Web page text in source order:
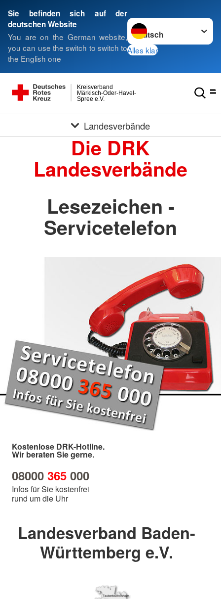
Sie befinden sich auf der
deutschen Website
You are on the German website,
you can use the switch to switch to
the English one
Sprache wechseln zu
Alles klar
Spree e.V.
Märkisch-Oder-Havel-
Kreisverband
Landesverbände
Die DRK
Landesverbände
Lesezeichen -
Servicetelefon
Kostenlose DRK-Hotline.
Wir beraten Sie gerne.
08000 365 000
Infos für Sie kostenfrei
rund um die Uhr
Landesverband Baden-
Württemberg e.V.